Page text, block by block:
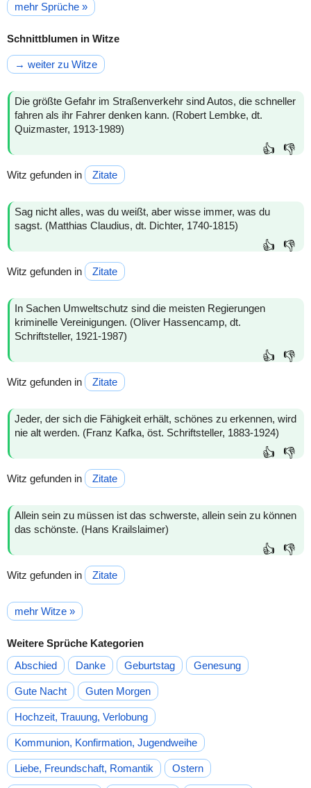
mehr Sprüche »
Schnittblumen in Witze
→ weiter zu Witze
Die größte Gefahr im Straßenverkehr sind Autos, die schneller
fahren als ihr Fahrer denken kann. (Robert Lembke, dt.
Quizmaster, 1913-1989)
👍 👎
Witz gefunden in Zitate
Sag nicht alles, was du weißt, aber wisse immer, was du
sagst. (Matthias Claudius, dt. Dichter, 1740-1815)
👍 👎
Witz gefunden in Zitate
In Sachen Umweltschutz sind die meisten Regierungen
kriminelle Vereinigungen. (Oliver Hassencamp, dt.
Schriftsteller, 1921-1987)
👍 👎
Witz gefunden in Zitate
Jeder, der sich die Fähigkeit erhält, schönes zu erkennen, wird
nie alt werden. (Franz Kafka, öst. Schriftsteller, 1883-1924)
👍 👎
Witz gefunden in Zitate
Allein sein zu müssen ist das schwerste, allein sein zu können
das schönste. (Hans Krailslaimer)
👍 👎
Witz gefunden in Zitate
mehr Witze »
Weitere Sprüche Kategorien
Abschied
Danke Geburtstag Genesung
Gute Nacht Guten Morgen
Hochzeit, Trauung, Verlobung
Kommunion, Konfirmation, Jugendweihe
Liebe, Freundschaft, Romantik Ostern